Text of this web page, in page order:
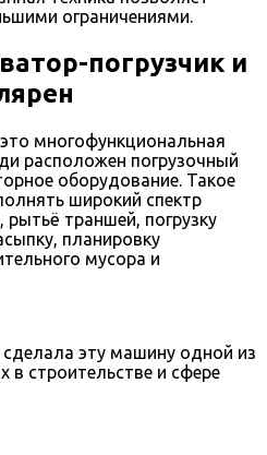
ограничениями.
погрузчик и
многофункциональная
расположен погрузочный
оборудование. Такое
широкий спектр
рытьё траншей, погрузку
планировку
мусора и
эту машину одной из
в строительстве и сфере